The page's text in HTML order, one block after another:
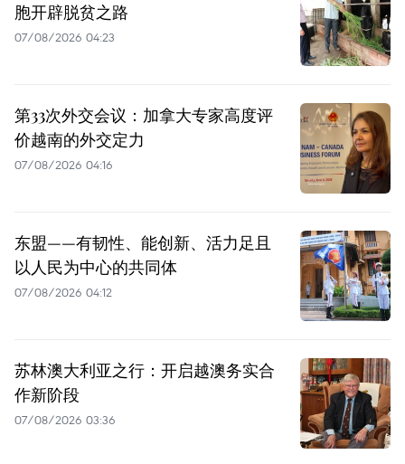
胞开辟脱贫之路
07/08/2026 04:23
第33次外交会议：加拿大专家高度评
价越南的外交定力
07/08/2026 04:16
东盟——有韧性、能创新、活力足且
以人民为中心的共同体
07/08/2026 04:12
苏林澳大利亚之行：开启越澳务实合
作新阶段
07/08/2026 03:36